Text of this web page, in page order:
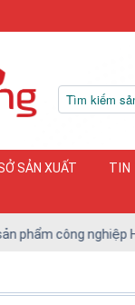
SẢN XUẤT TIN
công nghiệp Hà